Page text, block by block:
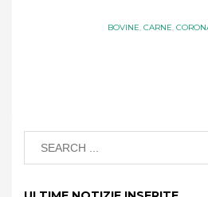
BOVINE, CARNE,